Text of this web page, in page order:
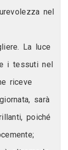
nel
La luce
i tessuti nel
riceve
sarà
poiché